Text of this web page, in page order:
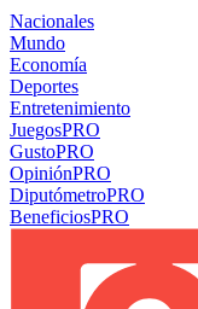
Nacionales
Mundo
Economía
Deportes
Entretenimiento
JuegosPRO
GustoPRO
OpiniónPRO
DiputómetroPRO
BeneficiosPRO